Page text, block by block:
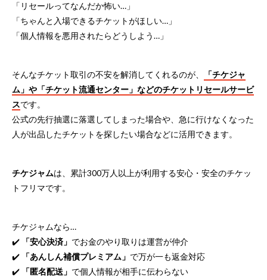
「リセールってなんだか怖い…」
「ちゃんと入場できるチケットがほしい…」
「個人情報を悪用されたらどうしよう…」
そんなチケット取引の不安を解消してくれるのが、
「チケジャ
ム」や「チケット流通センター」などのチケットリセールサービ
スです。
公式の先行抽選に落選してしまった場合や、急に行けなくなった
人が出品したチケットを探したい場合などに活用できます。
チケジャムは、累計300万人以上が利用する安心・安全のチケッ
トフリマです。
チケジャムなら…
✔️
「安心決済」 でお金のやり取りは運営が仲介
✔️
「あんしん補償プレミアム」 で万が一も返金対応
✔️
「匿名配送」 で個人情報が相手に伝わらない